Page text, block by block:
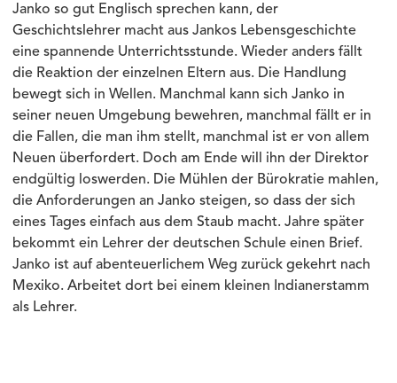
Janko so gut Englisch sprechen kann, der
Geschichtslehrer macht aus Jankos Lebensgeschichte
eine spannende Unterrichtsstunde. Wieder anders fällt
die Reaktion der einzelnen Eltern aus. Die Handlung
bewegt sich in Wellen. Manchmal kann sich Janko in
seiner neuen Umgebung bewehren, manchmal fällt er in
die Fallen, die man ihm stellt, manchmal ist er von allem
Neuen überfordert. Doch am Ende will ihn der Direktor
endgültig loswerden. Die Mühlen der Bürokratie mahlen,
die Anforderungen an Janko steigen, so dass der sich
eines Tages einfach aus dem Staub macht. Jahre später
bekommt ein Lehrer der deutschen Schule einen Brief.
Janko ist auf abenteuerlichem Weg zurück gekehrt nach
Mexiko. Arbeitet dort bei einem kleinen Indianerstamm
als Lehrer.